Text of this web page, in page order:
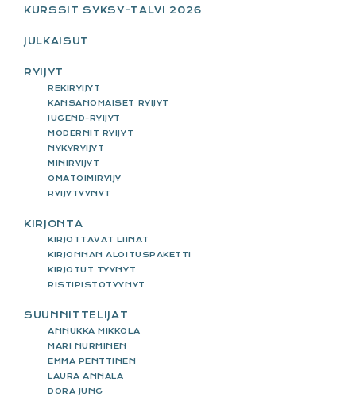
KURSSIT SYKSY-TALVI 2026
JULKAISUT
RYIJYT
REKIRYIJYT
KANSANOMAISET RYIJYT
JUGEND-RYIJYT
MODERNIT RYIJYT
NYKYRYIJYT
MINIRYIJYT
OMATOIMIRYIJY
RYIJYTYYNYT
KIRJONTA
KIRJOTTAVAT LIINAT
KIRJONNAN ALOITUSPAKETTI
KIRJOTUT TYYNYT
RISTIPISTOTYYNYT
SUUNNITTELIJAT
ANNUKKA MIKKOLA
MARI NURMINEN
EMMA PENTTINEN
LAURA ANNALA
DORA JUNG